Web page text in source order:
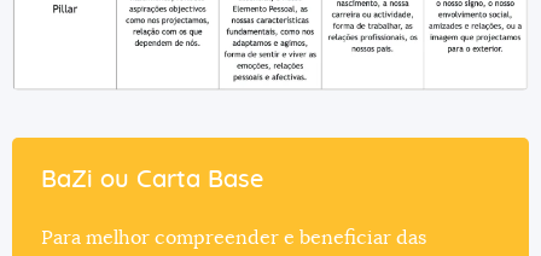
BaZi ou Carta Base
Para melhor compreender e beneficiar das